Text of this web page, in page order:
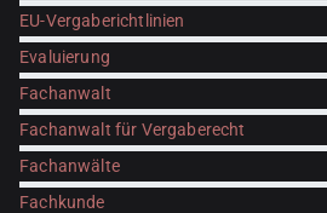
EU-Vergaberichtlinien
Evaluierung
Fachanwalt
Fachanwalt für Vergaberecht
Fachanwälte
Fachkunde